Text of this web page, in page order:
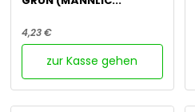
4,23 €
zur Kasse gehen